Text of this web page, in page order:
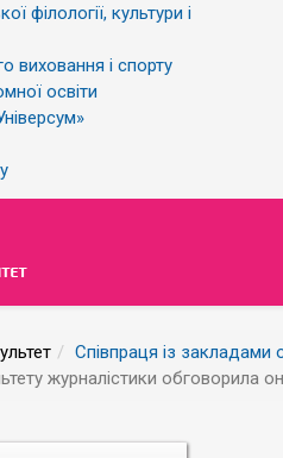
філології, культури і
виховання і спорту
освіти
Співпраця із закладами
журналістики обговорила